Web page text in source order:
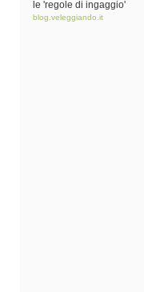
le 'regole di ingaggio'
blog.veleggiando.it